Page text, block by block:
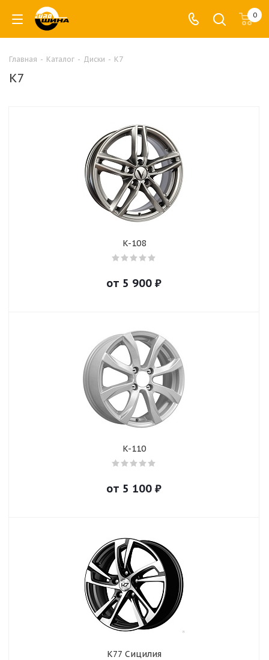
0
Главная - Каталог - Диски - К7
К7
K-108
от 5 900 ₽
K-110
от 5 100 ₽
К77 Сицилия